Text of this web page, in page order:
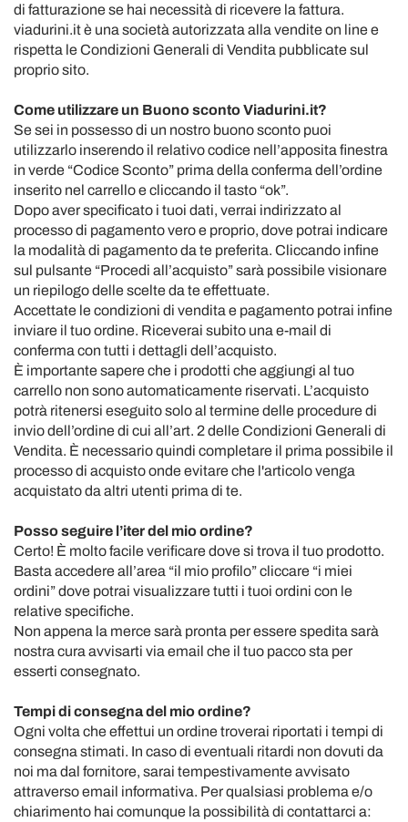
di fatturazione se hai necessità di ricevere la fattura.
viadurini.it è una società autorizzata alla vendite on line e
rispetta le Condizioni Generali di Vendita pubblicate sul
proprio sito.
Come utilizzare un Buono sconto Viadurini.it?
Se sei in possesso di un nostro buono sconto puoi
utilizzarlo inserendo il relativo codice nell’apposita finestra
in verde “Codice Sconto” prima della conferma dell’ordine
inserito nel carrello e cliccando il tasto “ok”.
Dopo aver specificato i tuoi dati, verrai indirizzato al
processo di pagamento vero e proprio, dove potrai indicare
la modalità di pagamento da te preferita. Cliccando infine
sul pulsante “Procedi all’acquisto” sarà possibile visionare
un riepilogo delle scelte da te effettuate.
Accettate le condizioni di vendita e pagamento potrai infine
inviare il tuo ordine. Riceverai subito una e-mail di
conferma con tutti i dettagli dell’acquisto.
È importante sapere che i prodotti che aggiungi al tuo
carrello non sono automaticamente riservati. L’acquisto
potrà ritenersi eseguito solo al termine delle procedure di
invio dell’ordine di cui all’art. 2 delle Condizioni Generali di
Vendita. È necessario quindi completare il prima possibile il
processo di acquisto onde evitare che l'articolo venga
acquistato da altri utenti prima di te.
Posso seguire l’iter del mio ordine?
Certo! È molto facile verificare dove si trova il tuo prodotto.
Basta accedere all’area “il mio profilo” cliccare “i miei
ordini” dove potrai visualizzare tutti i tuoi ordini con le
relative specifiche.
Non appena la merce sarà pronta per essere spedita sarà
nostra cura avvisarti via email che il tuo pacco sta per
esserti consegnato.
Tempi di consegna del mio ordine?
Ogni volta che effettui un ordine troverai riportati i tempi di
consegna stimati. In caso di eventuali ritardi non dovuti da
noi ma dal fornitore, sarai tempestivamente avvisato
attraverso email informativa. Per qualsiasi problema e/o
chiarimento hai comunque la possibilità di contattarci a: